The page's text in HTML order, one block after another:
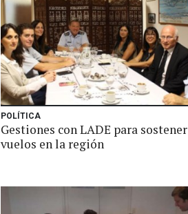
POLÍTICA
Gestiones con LADE para sostener
vuelos en la región